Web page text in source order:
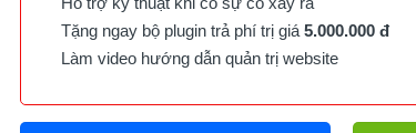
Tặng ngay bộ plugin trả phí trị giá 5.000.000 đ
Làm video hướng dẫn quản trị website